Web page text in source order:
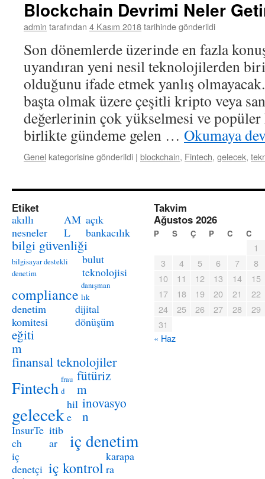
Blockchain Devrimi Neler
admin tarafından 4 Kasım 2018tarihinde gönderildi
Son dönemlerde üzerinde en fazla
uyandıran yeni nesil teknolojilerden
olduğunu ifade etmek yanlış
başta olmak üzere çeşitli kripto veya
değerlerinin çok yükselmesi ve popüler
birlikte gündeme gelen … Okumaya
Genel kategorisine gönderildi | blockchain, Fintech, gelecek,
Etiket
akıllı
nesneler
AM
L
açık
bankacılık
bilgi güvenliği
bilgisayar destekli
denetim
bulut
teknolojisi
compliance danışman
lık
denetim
komitesi
dijital
dönüşüm
eğiti
m
finansal teknolojiler
Fintech frau
d
fütüriz
m
gelecekhil
e
inovasyo
n
InsurTe
ch
itib
ar
iç denetim
iç
denetçi iç kontrol
karapa
ra
Takvim
Ağustos 2026
P S Ç P C C
1
3
4 5 6 7
8
10
11 12 13 14
15
17
18 19 20 21
22
24
25 26 27 28
29
31
« Haz